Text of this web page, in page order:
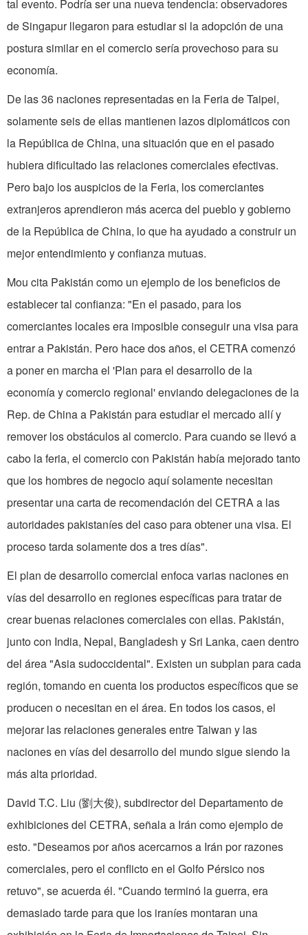
tal evento. Podría ser una nueva tendencia: observadores
de Singapur llegaron para estudiar si la adopción de una
postura similar en el comercio sería provechoso para su
economía.
De las 36 naciones representadas en la Feria de Taipei,
solamente seis de ellas mantienen lazos diplomáticos con
la República de China, una situación que en el pasado
hubiera dificultado las relaciones comerciales efectivas.
Pero bajo los auspicios de la Feria, los comerciantes
extranjeros aprendieron más acerca del pueblo y gobierno
de la República de China, lo que ha ayudado a construir un
mejor entendimiento y con­fianza mutuas.
Mou cita Pakistán como un ejemplo de los beneficios de
establecer tal confianza: "En el pasado, para los
comerciantes locales era imposible conseguir una visa para
entrar a Pakistán. Pero hace dos años, el CETRA comenzó
a poner en marcha el 'Plan para el desarrollo de la
economía y comercio regional' enviando delegaciones de la
Rep. de China a Pakistán para estudiar el mercado allí y
remover los obstáculos al comercio. Para cuando se llevó a
cabo la feria, el comercio con Pakistán había mejorado tanto
que los hombres de negocio aquí solamente necesitan
presentar una carta de recomendación del CETRA a las
autoridades pakistaníes del caso para obtener una visa. El
proceso tarda solamente dos a tres días".
El plan de desarrollo comercial enfoca varias naciones en
vías del desarrollo en regiones específicas para tratar de
crear buenas relaciones comerciales con ellas. Pakistán,
junto con India, Nepal, Bangladesh y Sri Lanka, caen dentro
del área "Asia sudoccidental". Existen un subplan para cada
región, tomando en cuenta los productos específicos que se
producen o necesitan en el área. En todos los casos, el
mejorar las relaciones generales entre Taiwan y las
naciones en vías del desarrollo del mundo sigue siendo la
más alta prioridad.
David T.C. Liu (劉大俊), subdirector del Departamento de
exhibiciones del CETRA, señala a Irán como ejemplo de
esto. "Deseamos por años acercarnos a Irán por razones
comerciales, pero el conflicto en el Golfo Pérsico nos
retuvo", se acuerda él. "Cuando terminó la guerra, era
demasiado tarde para que los iraníes montaran una